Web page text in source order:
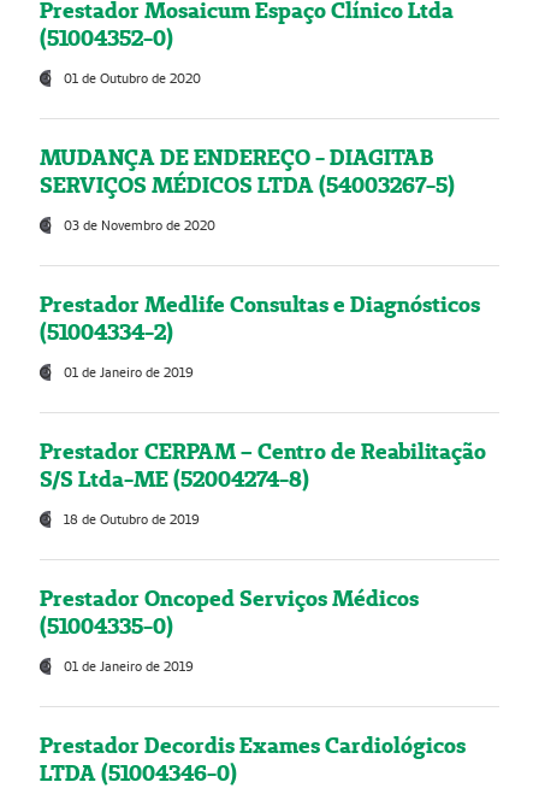
Prestador Mosaicum Espaço Clínico Ltda
(51004352-0)
01 de Outubro de 2020
MUDANÇA DE ENDEREÇO - DIAGITAB
SERVIÇOS MÉDICOS LTDA (54003267-5)
03 de Novembro de 2020
Prestador Medlife Consultas e Diagnósticos
(51004334-2)
01 de Janeiro de 2019
Prestador CERPAM – Centro de Reabilitação
S/S Ltda-ME (52004274-8)
18 de Outubro de 2019
Prestador Oncoped Serviços Médicos
(51004335-0)
01 de Janeiro de 2019
Prestador Decordis Exames Cardiológicos
LTDA (51004346-0)